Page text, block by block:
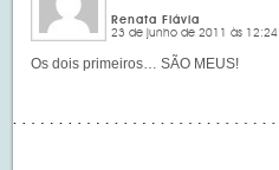
Renata Flávia
23 de junho de 2011 às 12:24
Os dois primeiros… SÃO MEUS!